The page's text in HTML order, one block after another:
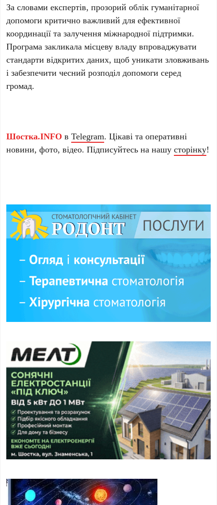
За словами експертів, прозорий облік гуманітарної
допомоги критично важливий для ефективної
координації та залучення міжнародної підтримки.
Програма закликала місцеву владу впроваджувати
стандарти відкритих даних, щоб уникати зловживань
і забезпечити чесний розподіл допомоги серед
громад.
Шостка.INFO вTelegram. Цікаві та оперативні
новини, фото, відео. Підписуйтесь на нашусторінку!